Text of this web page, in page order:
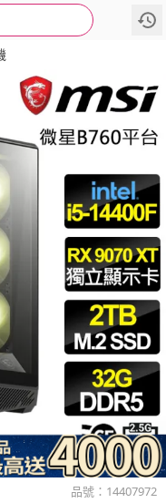
品號： 14407972